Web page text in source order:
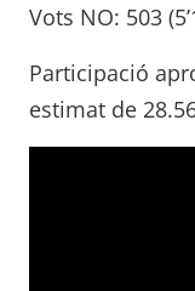
Vots NO: 503
Participació
estimat de